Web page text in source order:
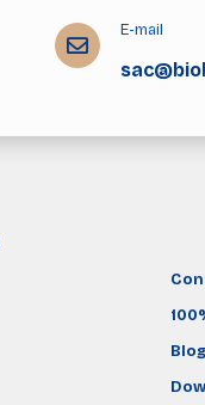
E-mail
Blog